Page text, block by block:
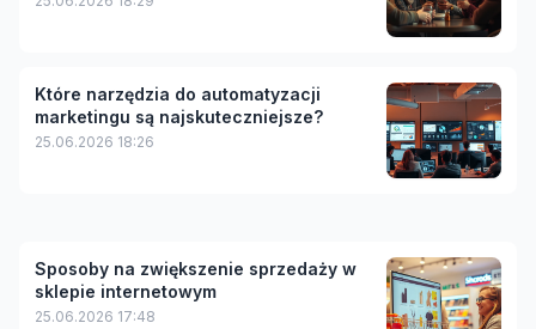
Które narzędzia do automatyzacji
marketingu są najskuteczniejsze?
25.06.2026 18:26
Sposoby na zwiększenie sprzedaży w
sklepie internetowym
25.06.2026 17:48